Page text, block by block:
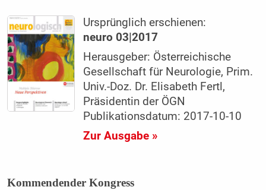
Ursprünglich erschienen:
neuro 03|2017
Herausgeber: Österreichische
Gesellschaft für Neurologie, Prim.
Univ.-Doz. Dr. Elisabeth Fertl,
Präsidentin der ÖGN
Publikationsdatum: 2017-10-10
Zur Ausgabe »
Kommendender Kongress